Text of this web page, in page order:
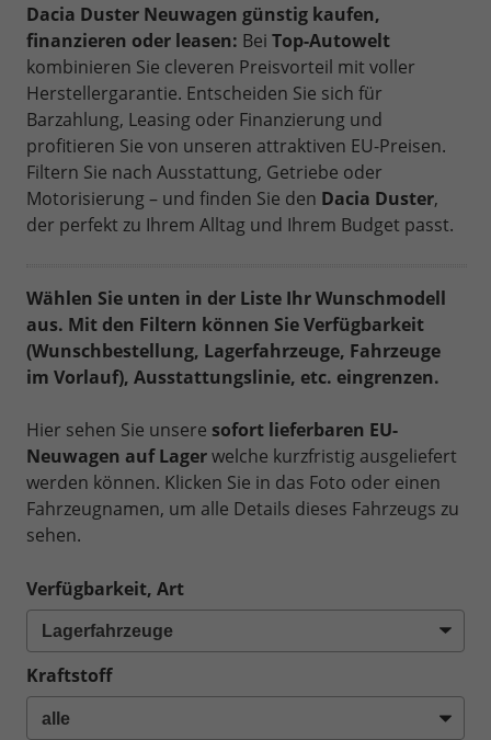
Dacia Duster Neuwagen günstig kaufen,
finanzieren oder leasen: Bei Top-Autowelt
kombinieren Sie cleveren Preisvorteil mit voller
Herstellergarantie. Entscheiden Sie sich für
Barzahlung, Leasing oder Finanzierung und
profitieren Sie von unseren attraktiven EU-Preisen.
Filtern Sie nach Ausstattung, Getriebe oder
Motorisierung – und finden Sie den Dacia Duster,
der perfekt zu Ihrem Alltag und Ihrem Budget passt.
Wählen Sie unten in der Liste Ihr Wunschmodell
aus. Mit den Filtern können Sie Verfügbarkeit
(Wunschbestellung, Lagerfahrzeuge, Fahrzeuge
im Vorlauf), Ausstattungslinie, etc. eingrenzen.
Hier sehen Sie unsere sofort lieferbaren EU-
Neuwagen auf Lagerwelche kurzfristig ausgeliefert
werden können. Klicken Sie in das Foto oder einen
Fahrzeugnamen, um alle Details dieses Fahrzeugs zu
sehen.
Verfügbarkeit, Art
Kraftstoff